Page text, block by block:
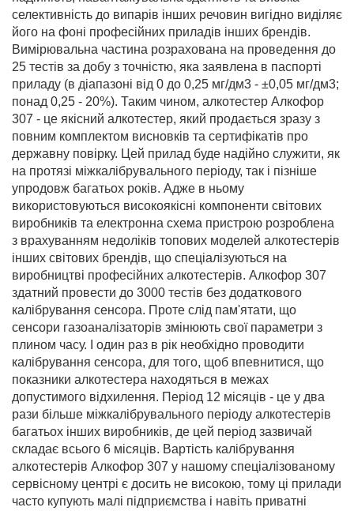
селективність до випарів інших речовин вигідно виділяє
його на фоні професійних приладів інших брендів.
Вимірювальна частина розрахована на проведення до
25 тестів за добу з точністю, яка заявлена в паспорті
приладу (в діапазоні від 0 до 0,25 мг/дм3 - ±0,05 мг/дм3;
понад 0,25 - 20%). Таким чином, алкотестер Алкофор
307 - це якісний алкотестер, який продається зразу з
повним комплектом висновків та сертифікатів про
державну повірку. Цей прилад буде надійно служити, як
на протязі міжкалібрувального періоду, так і пізніше
упродовж багатьох років. Адже в ньому
використовуються високоякісні компоненти світових
виробників та електронна схема пристрою розроблена
з врахуванням недоліків топових моделей алкотестерів
інших світових брендів, що спеціалізуються на
виробництві професійних алкотестерів. Алкофор 307
здатний провести до 3000 тестів без додаткового
калібрування сенсора. Проте слід пам'ятати, що
сенсори газоаналізаторів змінюють свої параметри з
плином часу. І один раз в рік необхідно проводити
калібрування сенсора, для того, щоб впевнитися, що
показники алкотестера находяться в межах
допустимого відхилення. Період 12 місяців - це у два
рази більше міжкалібрувального періоду алкотестерів
багатьох інших виробників, де цей період зазвичай
складає всього 6 місяців. Вартість калібрування
алкотестерів Алкофор 307 у нашому спеціалізованому
сервісному центрі є досить не високою, тому ці прилади
часто купують малі підприємства і навіть приватні